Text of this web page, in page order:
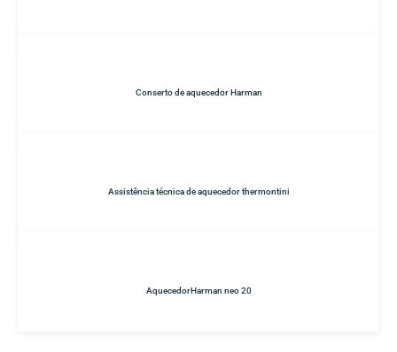
Conserto de aquecedor Harman
Assistência técnica de aquecedor thermontini
AquecedorHarman neo 20